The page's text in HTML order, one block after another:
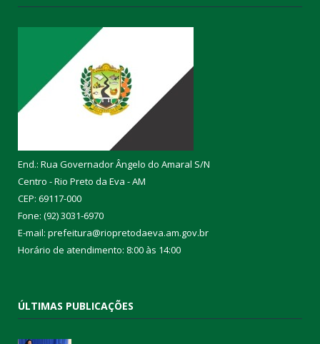
End.: Rua Governador Ângelo do Amaral S/N
Centro - Rio Preto da Eva - AM
CEP: 69117-000
Fone: (92) 3031-6970
E-mail: prefeitura@riopretodaeva.am.gov.br
Horário de atendimento: 8:00 às 14:00
ÚLTIMAS PUBLICAÇÕES